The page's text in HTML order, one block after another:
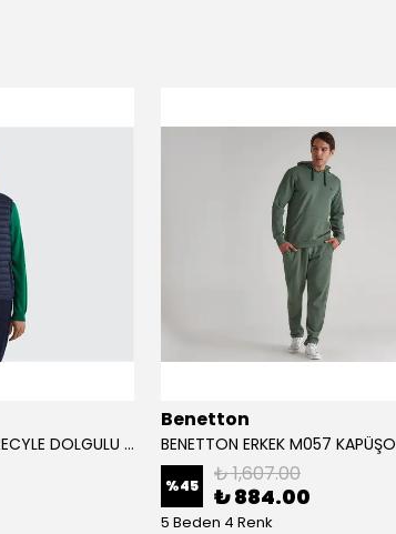
BENETTON ERKEK ECO-RECYLE DOLGULU PUFA YELEK
Benetton
%45 ₺ 1,607.00
₺ 884.00
5 Beden 4 Renk